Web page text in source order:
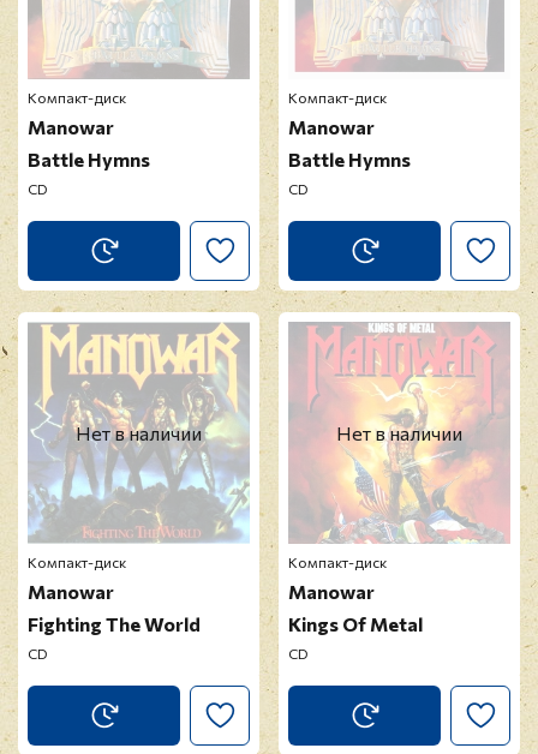
Компакт-диск
Manowar
Battle Hymns
CD
Компакт-диск
Manowar
Battle Hymns
CD
Нет в наличии
Компакт-диск
Manowar
Fighting The World
CD
Нет в наличии
Компакт-диск
Manowar
Kings Of Metal
CD